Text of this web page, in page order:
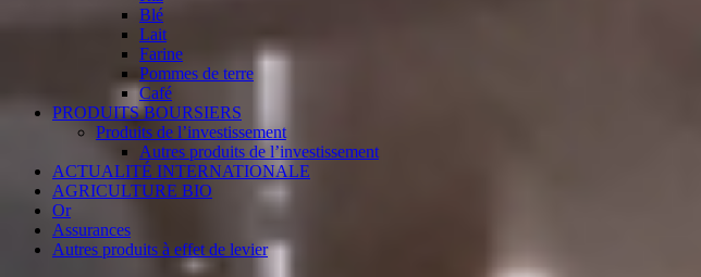
Blé
Lait
Farine
Pommes de terre
Café
PRODUITS BOURSIERS
Produits de l’investissement
Autres produits de l’investissement
ACTUALITÉ INTERNATIONALE
AGRICULTURE BIO
Or
Assurances
Autres produits à effet de levier